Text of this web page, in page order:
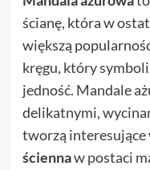
ścianę, która w
większą
kręgu, który
jedność. Mandale
delikatnymi,
tworzą interesujące
ściennaw postaci